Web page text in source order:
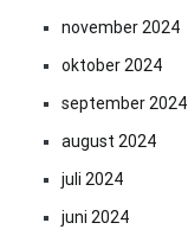
november 2024
oktober 2024
september 2024
august 2024
juli 2024
juni 2024